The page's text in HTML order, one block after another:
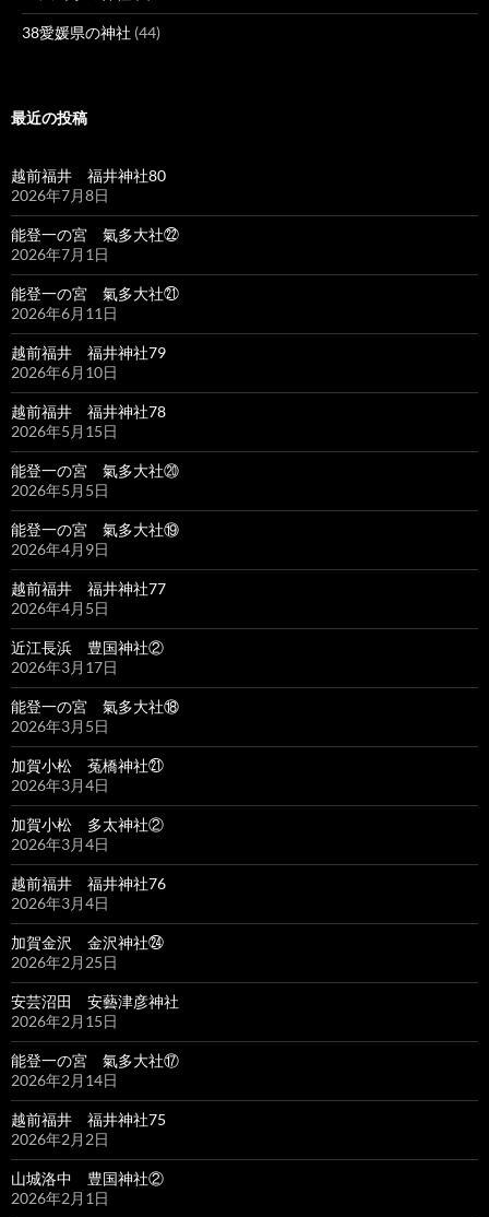
38愛媛県の神社 (44)
最近の投稿
越前福井 福井神社80
2026年7月8日
能登一の宮 氣多大社㉒
2026年7月1日
能登一の宮 氣多大社㉑
2026年6月11日
越前福井 福井神社79
2026年6月10日
越前福井 福井神社78
2026年5月15日
能登一の宮 氣多大社⑳
2026年5月5日
能登一の宮 氣多大社⑲
2026年4月9日
越前福井 福井神社77
2026年4月5日
近江長浜 豊国神社②
2026年3月17日
能登一の宮 氣多大社⑱
2026年3月5日
加賀小松 菟橋神社㉑
2026年3月4日
加賀小松 多太神社②
2026年3月4日
越前福井 福井神社76
2026年3月4日
加賀金沢 金沢神社㉔
2026年2月25日
安芸沼田 安藝津彦神社
2026年2月15日
能登一の宮 氣多大社⑰
2026年2月14日
越前福井 福井神社75
2026年2月2日
山城洛中 豊国神社②
2026年2月1日